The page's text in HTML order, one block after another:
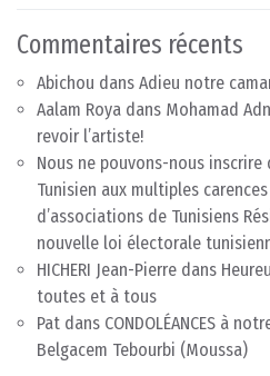
Commentaires récents
Abichou dans Adieu notre
Aalam Roya dans Mohamad
revoir l’artiste!
Nous ne pouvons-nous
Tunisien aux multiples carences
d’associations de Tunisiens
nouvelle loi électorale
HICHERI Jean-Pierre dans
toutes et à tous
Pat dans CONDOLÉANCES à
Belgacem Tebourbi (Moussa)